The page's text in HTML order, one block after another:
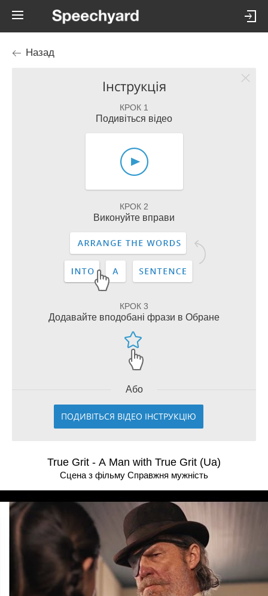
Назад
Інструкція
КРОК 1
Подивіться відео
КРОК 2
Виконуйте вправи
КРОК 3
Додавайте вподобані фрази в Обране
Або
ПОДИВІТЬСЯ ВІДЕО ІНСТРУКЦІЮ
True Grit - A Man with True Grit (Ua)
Сцена з фільму Справжня мужнiсть